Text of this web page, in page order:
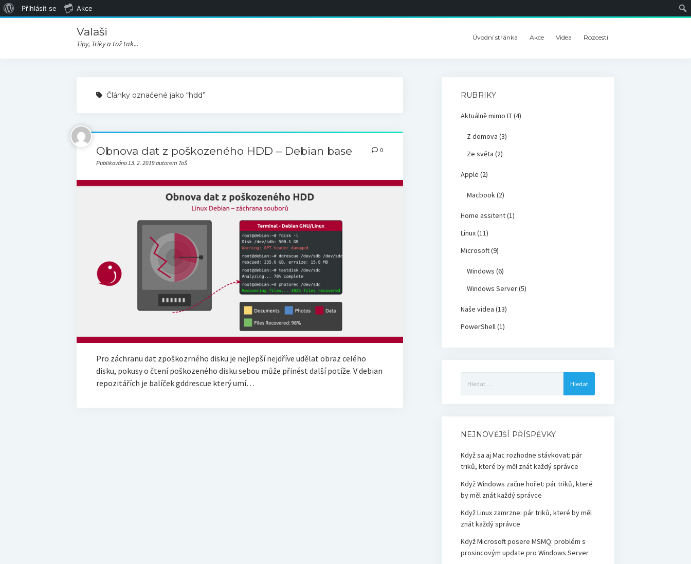
Přihlásit se Akce
Valaši
Tipy, Triky a tož tak...
Úvodní stránka Akce Videa Rozcestí
Články označené jako “hdd”
Obnova dat z poškozeného HDD – Debian base
Publikováno 13. 2. 2019 autorem ToŠ
0
Pro záchranu dat zpoškozrného disku je nejlepší nejdříve udělat obraz celého
disku, pokusy o čtení poškozeného disku sebou může přinést další potíže. V debian
repozitářích je balíček gddrescue který umí…
RUBRIKY
Aktuálně mimo IT(4)
Z domova (3)
Ze světa (2)
Apple (2)
Macbook(2)
Home assitent(1)
Linux(11)
Microsoft(9)
Windows (6)
Windows Server(5)
Naše videa (13)
PowerShell(1)
NEJNOVĚJŠÍ PŘÍSPĚVKY
Když sa aj Mac rozhodne stávkovat: pár
triků, které by měl znát každý správce
Když Windows začne hořet: pár triků, které
by měl znát každý správce
Když Linux zamrzne: pár triků, které by měl
znát každý správce
Když Microsoft posere MSMQ: problém s
prosincovým update pro Windows Server